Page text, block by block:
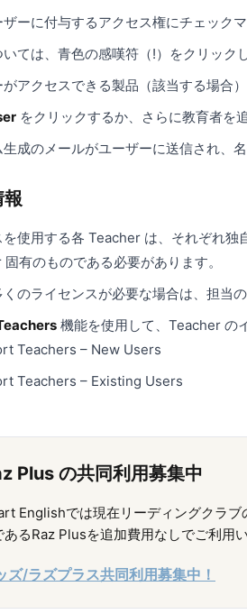
ザーに付与するアクセス権にチェックマ
ては、青色の感嘆符（!）をクリック
アクセスできる製品（該当する場合）
をクリックするか、さらに教育者を
成のメールがユーザーに送信され、
報
を使用する各 Teacher は、それぞれ
有のものである必要があります。
くのライセンスが必要な場合は、担当
機能を使用して、Teacher の
Teachers – New Users
Teachers – Existing Users
Plus の共同利用募集中
Englishでは現在リーディングクラブ
あるRaz Plusを追加費用なしでご利用
ズ/ラズプラス共同利用募集中！